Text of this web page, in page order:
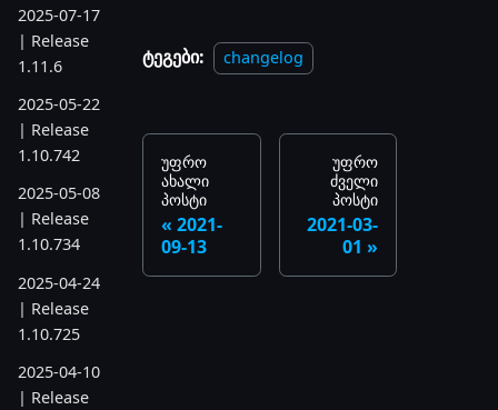
2025-07-17
| Release
1.11.6
2025-05-22
| Release
1.10.742
2025-05-08
| Release
1.10.734
2025-04-24
| Release
1.10.725
2025-04-10
| Release
ტეგები: changelog
უფრო
ახალი
პოსტი
2021-
09-13
უფრო
ძველი
პოსტი
2021-03-
01